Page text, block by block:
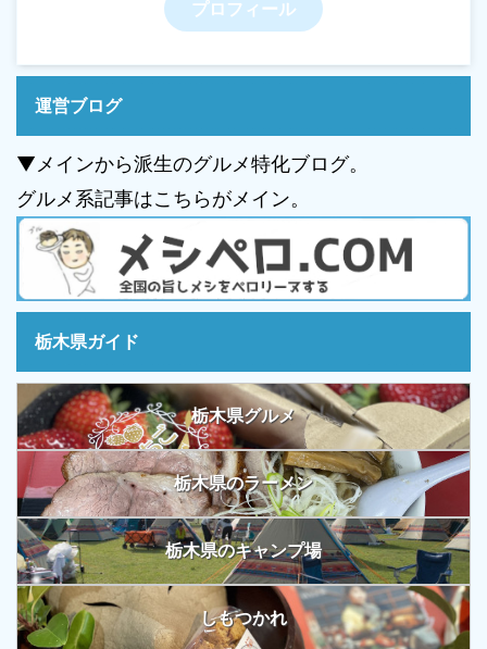
プロフィール
運営ブログ
▼メインから派生のグルメ特化ブログ。
グルメ系記事はこちらがメイン。
栃木県ガイド
栃木県グルメ
栃木県のラーメン
栃木県のキャンプ場
しもつかれ